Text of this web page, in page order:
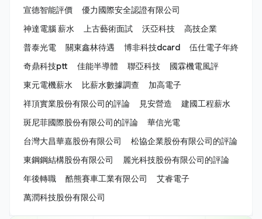
宣德智能評價
優力國際安全認證有限公司
神達電腦 薪水
上古藝術面試 沃亞科技
高技企業
普泰光電
關東鑫林待遇 博非科技dcard
伍仕電子年終
奇鼎科技ptt
佳能半導體 聯亞科技
國霖機電風評
東元電機薪水
比薪水數據調查
加高電子
祥頂實業股份有限公司的評論
見安營造
建國工程薪水
斑尼菲國際股份有限公司的評論
華信光電
台灣大昌華嘉股份有限公司
松協企業股份有限公司的評論
東鋼鋼結構股份有限公司
麗光科技股份有限公司的評論
年後轉職
酷熊賽車工業有限公司
艾睿電子
萬潤科技股份有限公司